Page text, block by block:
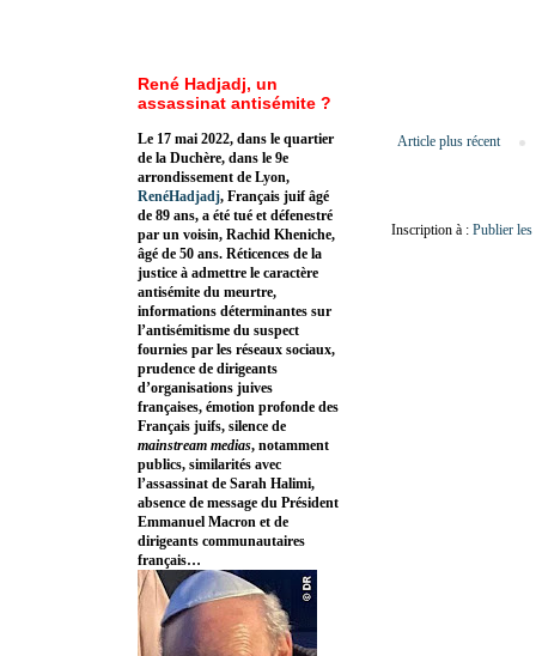
Article plus récent
Inscription à : Publier
René Hadjadj, un
assassinat antisémite ?
Le 17 mai 2022, dans le quartier
de la Duchère, dans le 9e
arrondissement de Lyon,
RenéHadjadj, Français juif âgé
de 89 ans, a été tué et défenestré
par un voisin, Rachid Kheniche,
âgé de 50 ans. Réticences de la
justice à admettre le caractère
antisémite du meurtre,
informations déterminantes sur
l’antisémitisme du suspect
fournies par les réseaux sociaux,
prudence de dirigeants
d’organisations juives
françaises, émotion profonde des
Français juifs, silence de
mainstream medias, notamment
publics, similarités avec
l’assassinat de Sarah Halimi,
absence de message du Président
Emmanuel Macron et de
dirigeants communautaires
français…